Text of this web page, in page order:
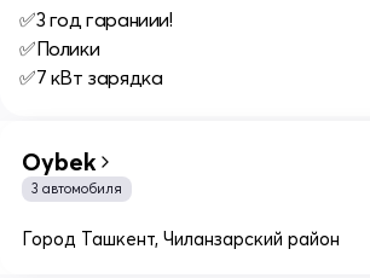
✅3 год гараниии!
✅Полики
✅7 кВт зарядка
Oybek
3 автомобиля
Город Ташкент, Чиланзарский район